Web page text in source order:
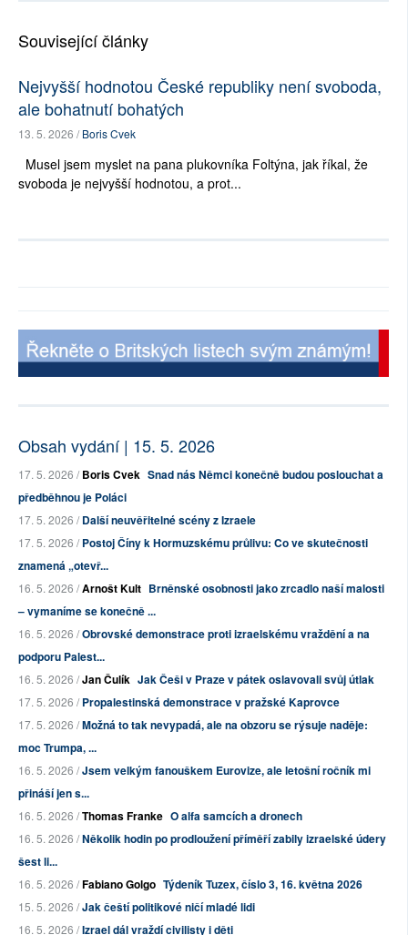
Související články
Nejvyšší hodnotou České republiky není svoboda,
ale bohatnutí bohatých
13. 5. 2026 /Boris Cvek
Musel jsem myslet na pana plukovníka Foltýna, jak říkal, že
svoboda je nejvyšší hodnotou, a prot...
Obsah vydání | 15. 5. 2026
17. 5. 2026 /Boris Cvek Snad nás Němci konečně budou poslouchat a
předběhnou je Poláci
17. 5. 2026 /Další neuvěřitelné scény z Izraele
17. 5. 2026 /Postoj Číny k Hormuzskému průlivu: Co ve skutečnosti
znamená „otevř...
16. 5. 2026 /Arnošt Kult Brněnské osobnosti jako zrcadlo naší malosti
– vymaníme se konečně ...
16. 5. 2026 /Obrovské demonstrace proti izraelskému vraždění a na
podporu Palest...
16. 5. 2026 /Jan Čulík Jak Češi v Praze v pátek oslavovali svůj útlak
17. 5. 2026 /Propalestinská demonstrace v pražské Kaprovce
17. 5. 2026 /Možná to tak nevypadá, ale na obzoru se rýsuje naděje:
moc Trumpa, ...
16. 5. 2026 /Jsem velkým fanouškem Eurovize, ale letošní ročník mi
přináší jen s...
16. 5. 2026 /Thomas Franke O alfa samcích a dronech
16. 5. 2026 /Několik hodin po prodloužení příměří zabily izraelské údery
šest li...
16. 5. 2026 /Fabiano Golgo Týdeník Tuzex, číslo 3, 16. května 2026
15. 5. 2026 /Jak čeští politikové ničí mladé lidi
16. 5. 2026 /Izrael dál vraždí civilisty i děti